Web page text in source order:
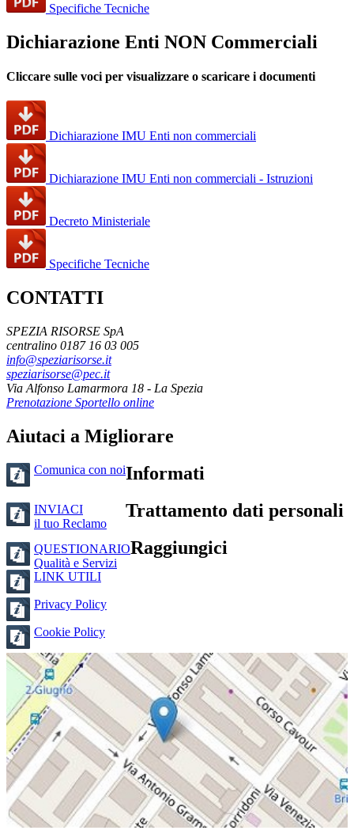
Specifiche Tecniche
Dichiarazione Enti NON Commerciali
Cliccare sulle voci per visualizzare o scaricare i documenti
Dichiarazione IMU Enti non commerciali
Dichiarazione IMU Enti non commerciali - Istruzioni
Decreto Ministeriale
Specifiche Tecniche
CONTATTI
SPEZIA RISORSE SpA
centralino 0187 16 03 005
info@speziarisorse.it
speziarisorse@pec.it
Via Alfonso Lamarmora 18 - La Spezia
Prenotazione Sportello online
Aiutaci a Migliorare
Comunica con noi
INVIACI
il tuo Reclamo
QUESTIONARIO
Qualità e Servizi
Informati
LINK UTILI
Trattamento dati personali
Privacy Policy
Cookie Policy
Raggiungici